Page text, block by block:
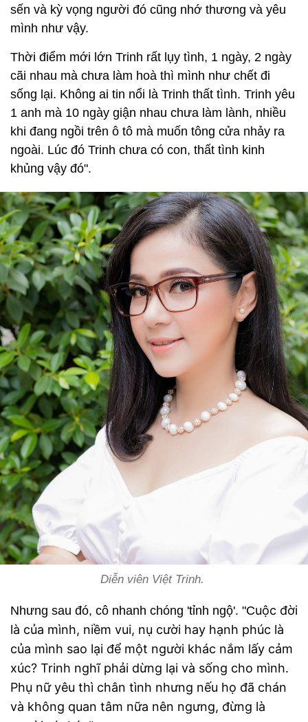
sến và kỳ vọng người đó cũng nhớ thương và yêu
mình như vậy.
Thời điểm mới lớn Trinh rất lụy tình, 1 ngày, 2 ngày
cãi nhau mà chưa làm hoà thì mình như chết đi
sống lại. Không ai tin nổi là Trinh thất tình. Trinh yêu
1 anh mà 10 ngày giận nhau chưa làm lành, nhiều
khi đang ngồi trên ô tô mà muốn tông cửa nhảy ra
ngoài. Lúc đó Trinh chưa có con, thất tình kinh
khủng vậy đó".
Diễn viên Việt Trinh.
Nhưng sau đó, cô nhanh chóng 'tỉnh ngộ'. "Cuộc đời
là của mình, niềm vui, nụ cười hay hạnh phúc là
của mình sao lại để một người khác nắm lấy cảm
xúc? Trinh nghĩ phải dừng lại và sống cho mình.
Phụ nữ yêu thì chân tình nhưng nếu họ đã chán
và không quan tâm nữa nên ngưng, đừng là